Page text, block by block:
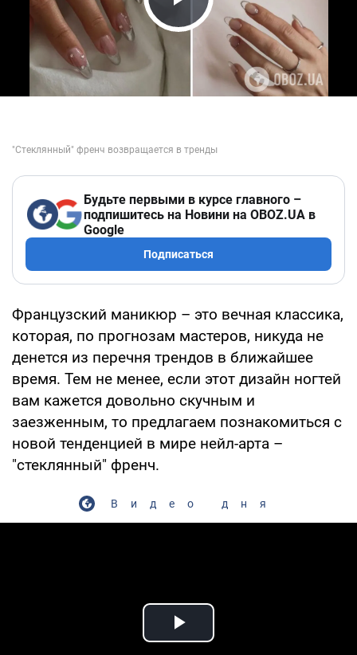
Play Video
Будьте первыми в курсе главного –
подпишитесь на Новини на OBOZ.UA в
Google
Подписаться
Французский маникюр – это вечная классика,
которая, по прогнозам мастеров, никуда не
денется из перечня трендов в ближайшее
время. Тем не менее, если этот дизайн ногтей
вам кажется довольно скучным и
заезженным, то предлагаем познакомиться с
новой тенденцией в мире нейл-арта –
"стеклянный" френч.
Видео дня
Play Video